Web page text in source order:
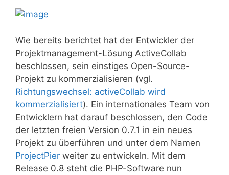
Wie bereits berichtet hat der Entwickler der
Projektmanagement-Lösung ActiveCollab
beschlossen, sein einstiges Open-Source-
Projekt zu kommerzialisieren (vgl.
Richtungswechsel: activeCollab wird
kommerzialisiert). Ein internationales Team von
Entwicklern hat darauf beschlossen, den Code
der letzten freien Version 0.7.1 in ein neues
Projekt zu überführen und unter dem Namen
ProjectPier weiter zu entwickeln. Mit dem
Release 0.8 steht die PHP-Software nun